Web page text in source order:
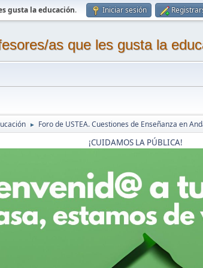
gusta la educación. Iniciar sesión
as que les gusta la
► Foro de USTEA. Cuestiones de Enseñanza en
¡CUIDAMOS LA PÚBLICA!